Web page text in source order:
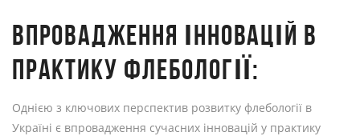
ВПРОВАДЖЕННЯ ІННОВАЦІЙ В
ПРАКТИКУ ФЛЕБОЛОГІЇ:
Однією з ключових перспектив розвитку флебології в
Україні є впровадження сучасних інновацій у практику